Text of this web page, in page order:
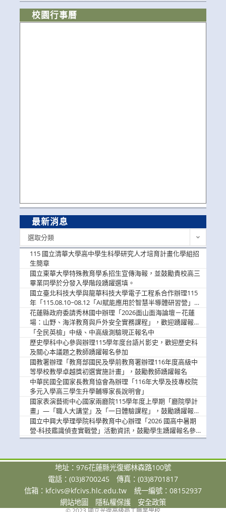
校園行事曆
最新消息
選取分類
115 國立清華大學高中學生科學研究人才培育計畫化學組招
生簡章
國立東華大學特殊教育學系招生宣傳海報，並鼓勵貴校高三
畢業同學於分發入學階段踴躍選填。
國立臺北科技大學與龍華科技大學電子工程系合作辦理115
年「115.08.10~08.12「AI賦能應用於智慧半導體研習營」，
歡迎學生踴躍報名參加
花蓮縣政府委請秀林國中辦理「2026面山面海論壇－花蓮
場：山野、海洋教育與戶外安全實務課程」，歡迎踴躍報名
參加
「全民英檢」中級、中高級測驗現正報名中
歷史學科中心參與辦理115學年度台語片影史，歡迎歷史科
及關心本議題之教師踴躍報名參加
國教署辦理「教育部國民及學前教育署辦理116年度高級中
等學校教學卓越獎初選實施計畫」，鼓勵教師踴躍報名
中華民國全國家長教育協會為辦理「116年大學及技專校院
多元入學高三學生升學輔導家長說明會」
國家表演藝術中心國家兩廳院115學年度上學期「廳院學計
畫」—「職人大講堂」及「一日體驗課程」，鼓勵踴躍報名
參與。
國立中興大學理學院科學教育中心辦理「2026 國高中暑期
營-科技鑑識偵查實戰營」活動資訊，鼓勵學生踴躍報名參
加。
地址：976花蓮縣光復鄉林森路100號
電話：(03)8700245
傳真：(03)8701817
信箱： kfcivs@kfcivs.hlc.edu.tw
統一編號：08152937
網站地圖
隱私權保護 安全政策